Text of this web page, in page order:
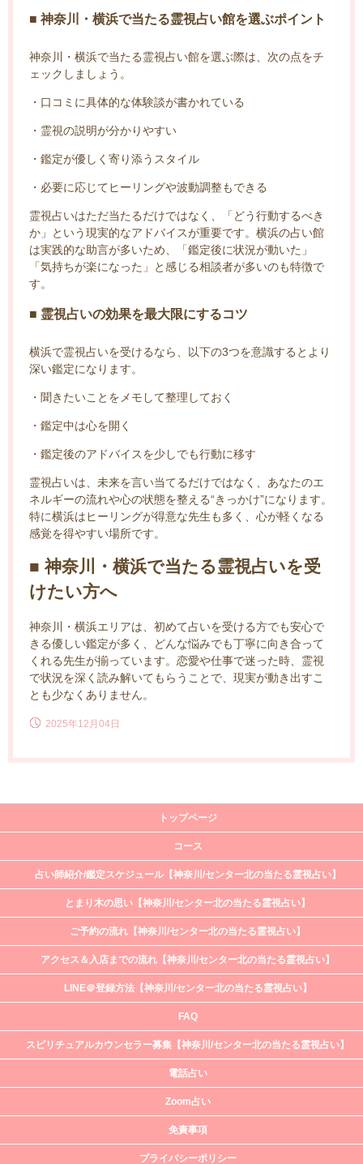
■ 神奈川・横浜で当たる霊視占い館を選ぶポイント
神奈川・横浜で当たる霊視占い館を選ぶ際は、次の点をチ
ェックしましょう。
・口コミに具体的な体験談が書かれている
・霊視の説明が分かりやすい
・鑑定が優しく寄り添うスタイル
・必要に応じてヒーリングや波動調整もできる
霊視占いはただ当たるだけではなく、「どう行動するべき
か」という現実的なアドバイスが重要です。横浜の占い館
は実践的な助言が多いため、「鑑定後に状況が動いた」
「気持ちが楽になった」と感じる相談者が多いのも特徴で
す。
■ 霊視占いの効果を最大限にするコツ
横浜で霊視占いを受けるなら、以下の3つを意識するとより
深い鑑定になります。
・聞きたいことをメモして整理しておく
・鑑定中は心を開く
・鑑定後のアドバイスを少しでも行動に移す
霊視占いは、未来を言い当てるだけではなく、あなたのエ
ネルギーの流れや心の状態を整える“きっかけ”になります。
特に横浜はヒーリングが得意な先生も多く、心が軽くなる
感覚を得やすい場所です。
■ 神奈川・横浜で当たる霊視占いを受
けたい方へ
神奈川・横浜エリアは、初めて占いを受ける方でも安心で
きる優しい鑑定が多く、どんな悩みでも丁寧に向き合って
くれる先生が揃っています。恋愛や仕事で迷った時、霊視
で状況を深く読み解いてもらうことで、現実が動き出すこ
とも少なくありません。
2025年12月04日
トップページ
コース
占い師紹介/鑑定スケジュール【神奈川/センター北の当たる霊視占い】
とまり木の思い【神奈川/センター北の当たる霊視占い】
ご予約の流れ【神奈川/センター北の当たる霊視占い】
アクセス＆入店までの流れ【神奈川/センター北の当たる霊視占い】
LINE＠登録方法【神奈川/センター北の当たる霊視占い】
FAQ
スピリチュアルカウンセラー募集【神奈川/センター北の当たる霊視占い】
電話占い
Zoom占い
免責事項
プライバシーポリシー